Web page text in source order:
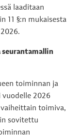
laaditaan
11 §:n mukaisesta
toiminnan ja
2026
toimiva,
sovitettu